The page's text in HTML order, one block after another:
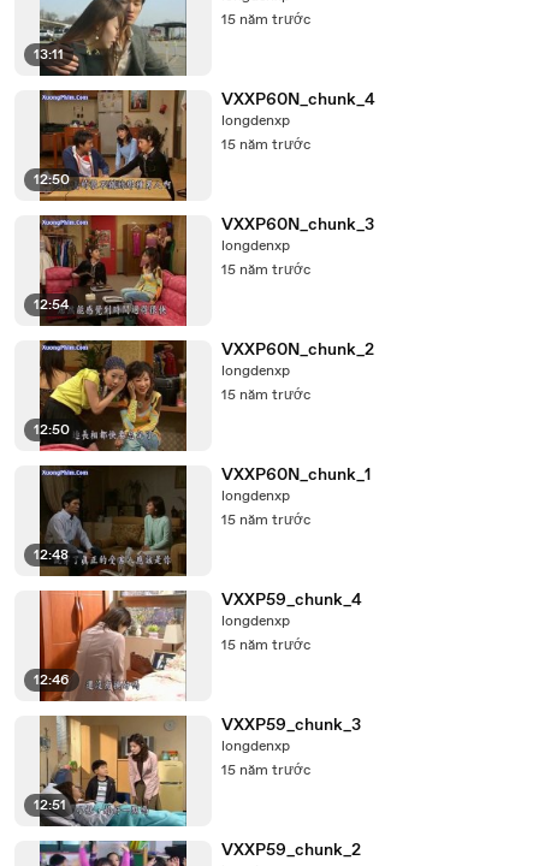
13:11
15 năm trước
12:50
VXXP60N_chunk_4
longdenxp
15 năm trước
12:54
VXXP60N_chunk_3
longdenxp
15 năm trước
12:50
VXXP60N_chunk_2
longdenxp
15 năm trước
12:48
VXXP60N_chunk_1
longdenxp
15 năm trước
12:46
VXXP59_chunk_4
longdenxp
15 năm trước
12:51
VXXP59_chunk_3
longdenxp
15 năm trước
VXXP59_chunk_2